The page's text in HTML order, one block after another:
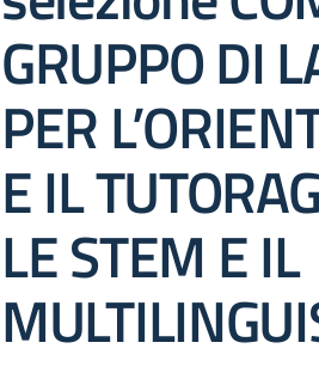
GRUPPO DI
PER
E IL
LE STEM E IL